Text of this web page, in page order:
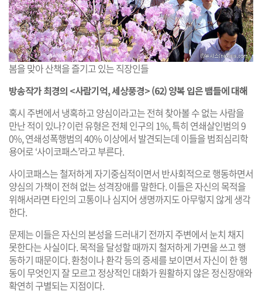
봄을 맞아 산책을 즐기고 있는 직장인들
방송작가 최경의 <사람기억, 세상풍경> (62) 양복 입은 뱀들에 대해
혹시 주변에서 냉혹하고 양심이라고는 전혀 찾아볼 수 없는 사람을
만난 적이 있나? 이런 유형은 전체 인구의 1%, 특히 연쇄살인범의 9
0%, 연쇄성폭행범의 40% 이상에서 발견되는데 이들을 범죄심리학
용어로 ‘사이코패스’라고 부른다.
사이코패스는 철저하게 자기중심적이면서 반사회적으로 행동하면서
양심의 가책이 전혀 없는 성격장애를 말한다. 이들은 자신의 목적을
위해서라면 타인의 고통이나 심지어 생명까지도 아무렇지 않게 생각
한다.
문제는 이들은 자신의 본성을 드러내기 전까지 주변에서 눈치 채지
못한다는 사실이다. 목적을 달성할 때까지 철저하게 가면을 쓰고 행
동하기 때문이다. 환청이나 환각 등의 증세를 보이면서 자신이 한 행
동이 무엇인지 잘 모르고 정상적인 대화가 원활하지 않은 정신장애와
확연히 구별되는 지점이다.